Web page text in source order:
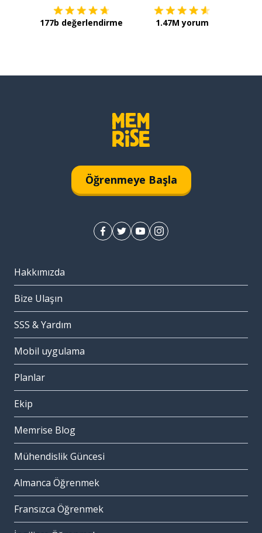
177b değerlendirme 1.47M yorum
Öğrenmeye Başla
Hakkımızda
Bize Ulaşın
SSS & Yardım
Mobil uygulama
Planlar
Ekip
Memrise Blog
Mühendislik Güncesi
Almanca Öğrenmek
Fransızca Öğrenmek